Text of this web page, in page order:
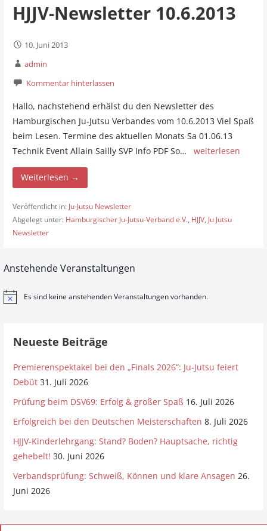
HJJV-Newsletter 10.6.2013
10. Juni 2013
admin
Kommentar hinterlassen
Hallo, nachstehend erhälst du den Newsletter des
Hamburgischen Ju-Jutsu Verbandes vom 10.6.2013 Viel Spaß
beim Lesen. Termine des aktuellen Monats Sa 01.06.13
Technik Event Allain Sailly SVP Info PDF So… weiterlesen
Weiterlesen →
Veröffentlicht in: Ju-Jutsu Newsletter
Abgelegt unter: Hamburgischer Ju-Jutsu-Verband e.V., HJJV, Ju Jutsu
Newsletter
Anstehende Veranstaltungen
H
Es sind keine anstehenden Veranstaltungen vorhanden.
Neueste Beiträge
Premierenspektakel bei den „Finals 2026“: Ju-Jutsu feiert
Debüt 31. Juli 2026
Prüfung beim DSV69: Erfolg & großer Spaß 16. Juli 2026
Erfolgreich bei den Deutschen Meisterschaften 8. Juli 2026
HJJV-Kinderlehrgang: Stand? Boden? Hauptsache, richtig
gehebelt! 30. Juni 2026
Verbandsprüfung: Schweiß, Können und klare Ansagen 26.
Juni 2026